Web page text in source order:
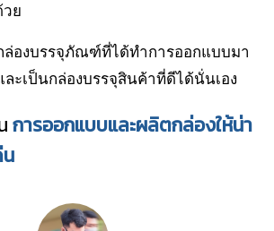
วย
ล่องบรรจุภัณฑ์ที่ได้ทำการออกแบบมา
ะเป็นกล่องบรรจุสินค้าที่ดีได้นั่นเอง
การออกแบบและผลิตกล่องให้น่า